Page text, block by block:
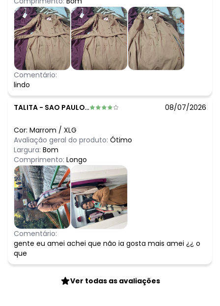
Comentário:
lindo
TALITA - SAO PAULO - SP 08/07/2026
Cor: Marrom / XLG
Avaliação geral do produto: Ótimo
Largura: Bom
Comprimento: Longo
Comentário:
gente eu amei achei que não ia gosta mais amei ¿¿ o
que
Ver todas as avaliações